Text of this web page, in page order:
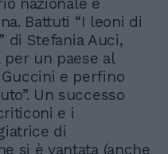
Battuti “I leoni di
di Stefania Auci,
per un paese al
e perfino
Un successo
e i
di
si è vantata (anche